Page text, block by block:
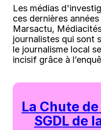
Les médias
ces dernières
Marsactu,
journalistes qui sont
le journalisme local
incisif grâce à
La Chute
SGDL de